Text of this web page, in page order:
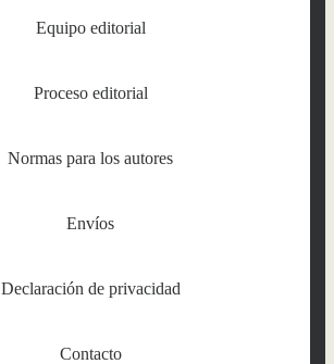
Equipo editorial
Proceso editorial
Normas para los autores
Envíos
Declaración de privacidad
Contacto